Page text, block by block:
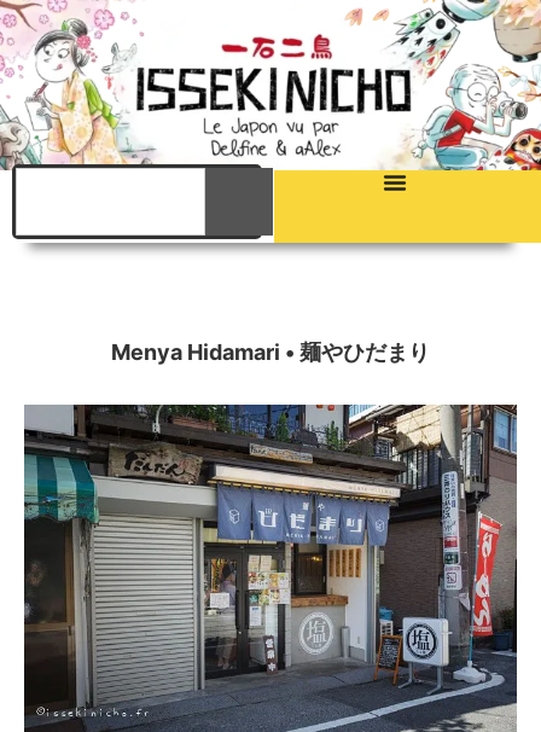
Menya Hidamari • 麺やひだまり